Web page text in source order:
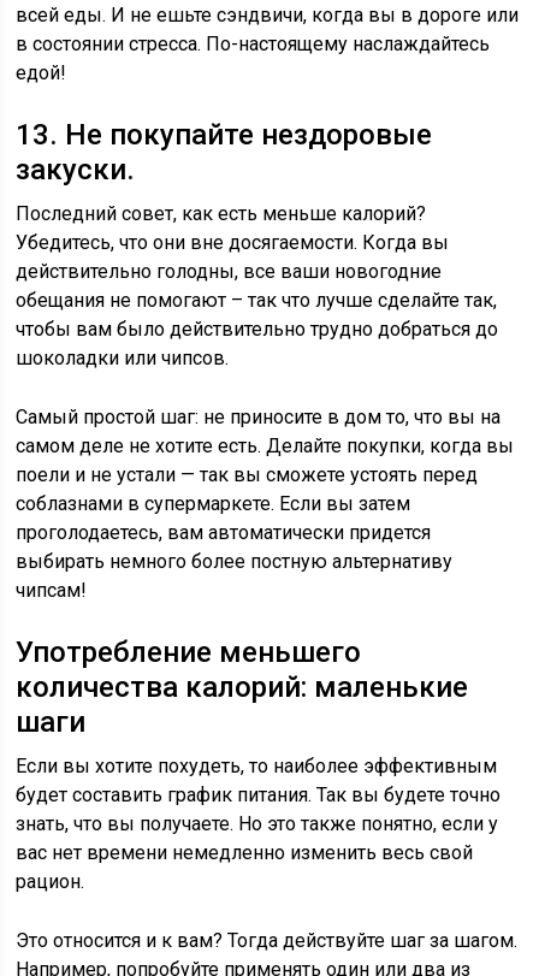
всей еды. И не ешьте сэндвичи, когда вы в дороге или
в состоянии стресса. По-настоящему наслаждайтесь
едой!
13. Не покупайте нездоровые
закуски.
Последний совет, как есть меньше калорий?
Убедитесь, что они вне досягаемости. Когда вы
действительно голодны, все ваши новогодние
обещания не помогают – так что лучше сделайте так,
чтобы вам было действительно трудно добраться до
шоколадки или чипсов.
Самый простой шаг: не приносите в дом то, что вы на
самом деле не хотите есть. Делайте покупки, когда вы
поели и не устали — так вы сможете устоять перед
соблазнами в супермаркете. Если вы затем
проголодаетесь, вам автоматически придется
выбирать немного более постную альтернативу
чипсам!
Употребление меньшего
количества калорий: маленькие
шаги
Если вы хотите похудеть, то наиболее эффективным
будет составить график питания. Так вы будете точно
знать, что вы получаете. Но это также понятно, если у
вас нет времени немедленно изменить весь свой
рацион.
Это относится и к вам? Тогда действуйте шаг за шагом.
Например, попробуйте применять один или два из